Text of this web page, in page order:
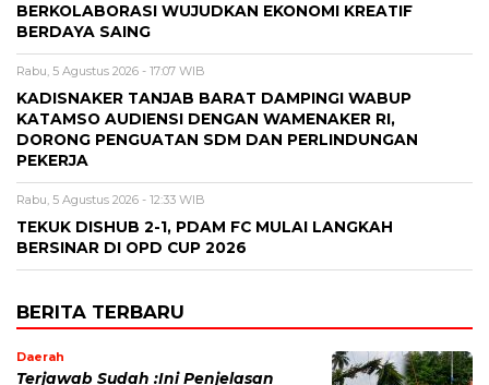
BERKOLABORASI WUJUDKAN EKONOMI KREATIF
BERDAYA SAING
Rabu, 5 Agustus 2026 - 17:07 WIB
KADISNAKER TANJAB BARAT DAMPINGI WABUP
KATAMSO AUDIENSI DENGAN WAMENAKER RI,
DORONG PENGUATAN SDM DAN PERLINDUNGAN
PEKERJA
Rabu, 5 Agustus 2026 - 12:33 WIB
TEKUK DISHUB 2-1, PDAM FC MULAI LANGKAH
BERSINAR DI OPD CUP 2026
BERITA TERBARU
Daerah
Terjawab Sudah :Ini Penjelasan